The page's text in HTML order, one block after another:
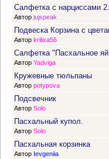
Салфетка с нарциссами 2.
Автор jujspeak
Подвеска Корзина с
Автор krilixa56
Салфетка "Пасхальное
Автор Yadviga
Кружевные тюльпаны
Автор potypova
Подсвечник
Автор Solo
Пасхальный купол.
Автор Solo
Пасхальная корзинка
Автор Ievgeniia